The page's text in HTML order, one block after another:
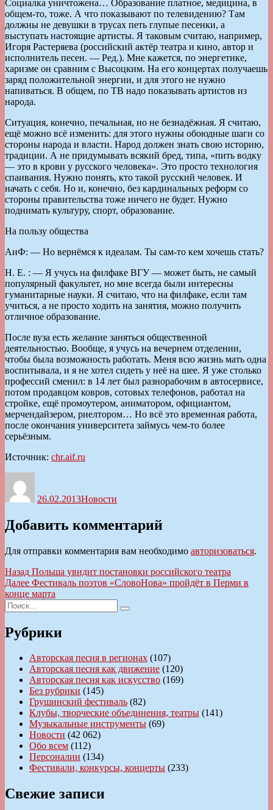
Социалка уничтожена… Образование платное, медицина, в
общем-то, тоже. А что показывают по телевидению? Там
должны не девушки в трусах петь глупые песенки, а
выступать настоящие артисты. Я таковым считаю, например,
Игоря Растеряева (российский актёр театра и кино, автор и
исполнитель песен. — Ред.). Мне кажется, по энергетике,
харизме он сравним с Высоцким. На его концертах получаешь
заряд положительной энергии, и для этого не нужно
напиваться. В общем, по ТВ надо показывать артистов из
народа.
Ситуация, конечно, печальная, но не безнадёжная. Я считаю,
ещё можно всё изменить: для этого нужны обоюдные шаги со
стороны народа и власти. Народ должен знать свою историю,
традиции. А не придумывать всякий бред, типа, «пить водку
— это в крови у русского человека». Это просто технология
спаивания. Нужно понять, кто такой русский человек. И
начать с себя. Но и, конечно, без кардинальных реформ со
стороны правительства тоже ничего не будет. Нужно
поднимать культуру, спорт, образование.
На пользу общества
АиФ: — Но вернёмся к идеалам. Ты сам-то кем хочешь стать?
Н. Е. : — Я учусь на филфаке ВГУ — может быть, не самый
популярный факультет, но мне всегда были интересны
гуманитарные науки. Я считаю, что на филфаке, если там
учиться, а не просто ходить на занятия, можно получить
отличное образование.
После вуза есть желание заняться общественной
деятельностью. Вообще, я учусь на вечернем отделении,
чтобы была возможность работать. Меня всю жизнь мать одна
воспитывала, и я не хотел сидеть у неё на шее. Я уже столько
профессий сменил: в 14 лет был разнорабочим в автосервисе,
потом продавцом ковров, сотовых телефонов, работал на
стройке, ещё промоутером, аниматором, официантом,
мерчендайзером, риелтором… Но всё это временная работа,
после окончания университета займусь чем-то более
серьёзным.
Источник: chr.aif.ru
26.02.2013Новости
Добавить комментарий
Для отправки комментария вам необходимо авторизоваться.
Навигация
по
записям
Назад Предыдущая
запись:
Польша увидит постановки российского театра
Далее Следующая
запись:
Фестиваль поэтов «СловоНова» пройдёт в Перми в
конце марта
Искать:
Поиск
Рубрики
Авторская песня в регионах (107)
Авторская песня как движение (120)
Авторская песня как искусство (169)
Без рубрики (145)
Грушинский фестиваль (82)
Клубы, творческие объединения, театры (141)
Музыкальные инструменты (69)
Новости (42 062)
Обо всем (112)
Персоналии (134)
Фестивали, конкурсы, концерты (233)
Свежие записи